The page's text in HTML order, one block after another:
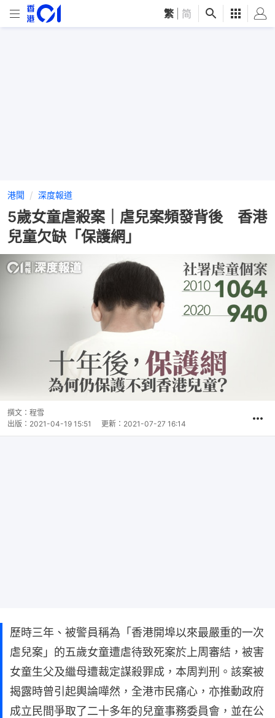
繁 简
港聞 深度報道
5歲女童虐殺案｜虐兒案頻發背後 香港
兒童欠缺「保護網」
撰文： 程雪
出版： 2021-04-19 15:51 更新： 2021-07-27 16:14
歷時三年、被警員稱為「香港開埠以來最嚴重的一次
虐兒案」的五歲女童遭虐待致死案於上周審結，被害
女童生父及繼母遭裁定謀殺罪成，本周判刑。該案被
揭露時曾引起輿論嘩然，全港市民痛心，亦推動政府
成立民間爭取了二十多年的兒童事務委員會，並在公